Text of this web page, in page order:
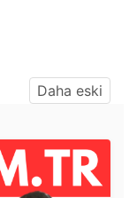
Daha eski